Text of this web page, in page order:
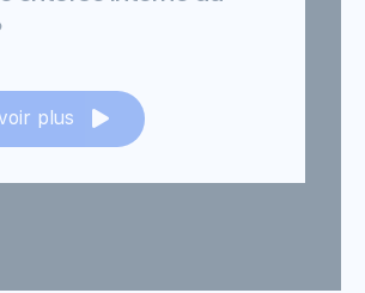
plus